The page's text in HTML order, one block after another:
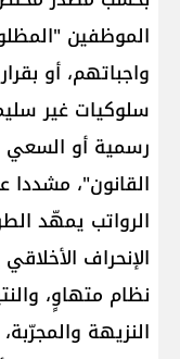
الموظفين
واجباتهم، أو
سلوكيات غير
رسمية أو السعي
القانون"، مشددا
الرواتب يمهّد
الإنحراف
نظام متهاوٍ،
النزيهة